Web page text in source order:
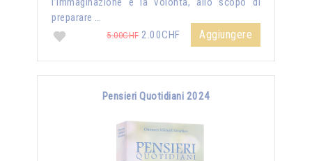
preparare …
5.00CHF2.00CHF Aggiungere
Pensieri Quotidiani 2024